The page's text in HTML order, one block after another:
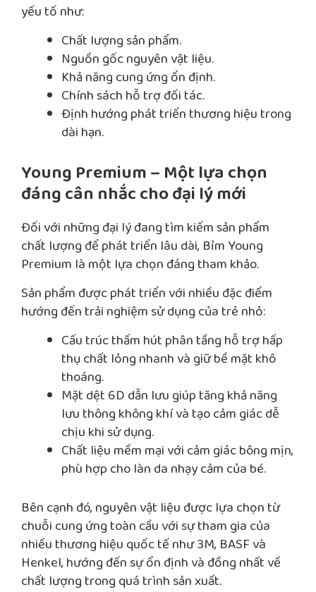
yếu tố như:
Chất lượng sản phẩm.
Nguồn gốc nguyên vật liệu.
Khả năng cung ứng ổn định.
Chính sách hỗ trợ đối tác.
Định hướng phát triển thương hiệu trong
dài hạn.
Young Premium – Một lựa chọn
đáng cân nhắc cho đại lý mới
Đối với những đại lý đang tìm kiếm sản phẩm
chất lượng để phát triển lâu dài, Bỉm Young
Premium là một lựa chọn đáng tham khảo.
Sản phẩm được phát triển với nhiều đặc điểm
hướng đến trải nghiệm sử dụng của trẻ nhỏ:
Cấu trúc thấm hút phân tầng hỗ trợ hấp
thụ chất lỏng nhanh và giữ bề mặt khô
thoáng.
Mặt dệt 6D dẫn lưu giúp tăng khả năng
lưu thông không khí và tạo cảm giác dễ
chịu khi sử dụng.
Chất liệu mềm mại với cảm giác bông mịn,
phù hợp cho làn da nhạy cảm của bé.
Bên cạnh đó, nguyên vật liệu được lựa chọn từ
chuỗi cung ứng toàn cầu với sự tham gia của
nhiều thương hiệu quốc tế như 3M, BASF và
Henkel, hướng đến sự ổn định và đồng nhất về
chất lượng trong quá trình sản xuất.